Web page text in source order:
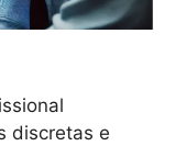
discretas e